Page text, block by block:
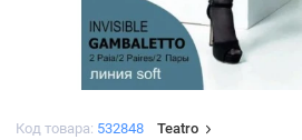
Код товара: 532848 Teatro